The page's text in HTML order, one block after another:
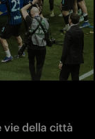
vie della città